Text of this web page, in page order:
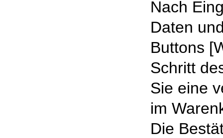
Nach
Daten
Buttons
Schritt
Sie eine
im
Die